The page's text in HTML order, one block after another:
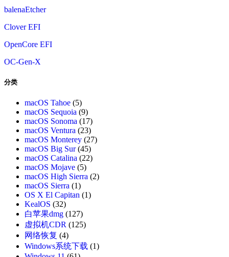
balenaEtcher
Clover EFI
OpenCore EFI
OC-Gen-X
分类
macOS Tahoe (5)
macOS Sequoia (9)
macOS Sonoma (17)
macOS Ventura (23)
macOS Monterey (27)
macOS Big Sur(45)
macOS Catalina (22)
macOS Mojave (5)
macOS High Sierra (2)
macOS Sierra (1)
OS X El Capitan (1)
KealOS (32)
白苹果dmg (127)
虚拟机CDR (125)
网络恢复 (4)
Windows系统下载 (1)